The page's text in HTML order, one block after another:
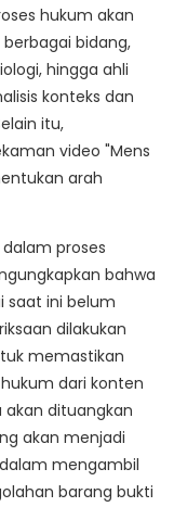
hukum akan
bidang,
hingga ahli
konteks dan
itu,
video "Mens
arah
proses
bahwa
saat ini belum
dilakukan
memastikan
dari konten
akan dituangkan
akan menjadi
mengambil
barang bukti